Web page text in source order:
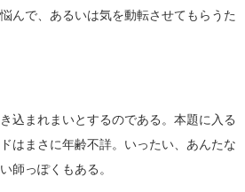
んで、あるいは気を動転させてもらうた
込まれまいとするのである。本題に入る
はまさに年齢不詳。いったい、あんたな
師っぽくもある。